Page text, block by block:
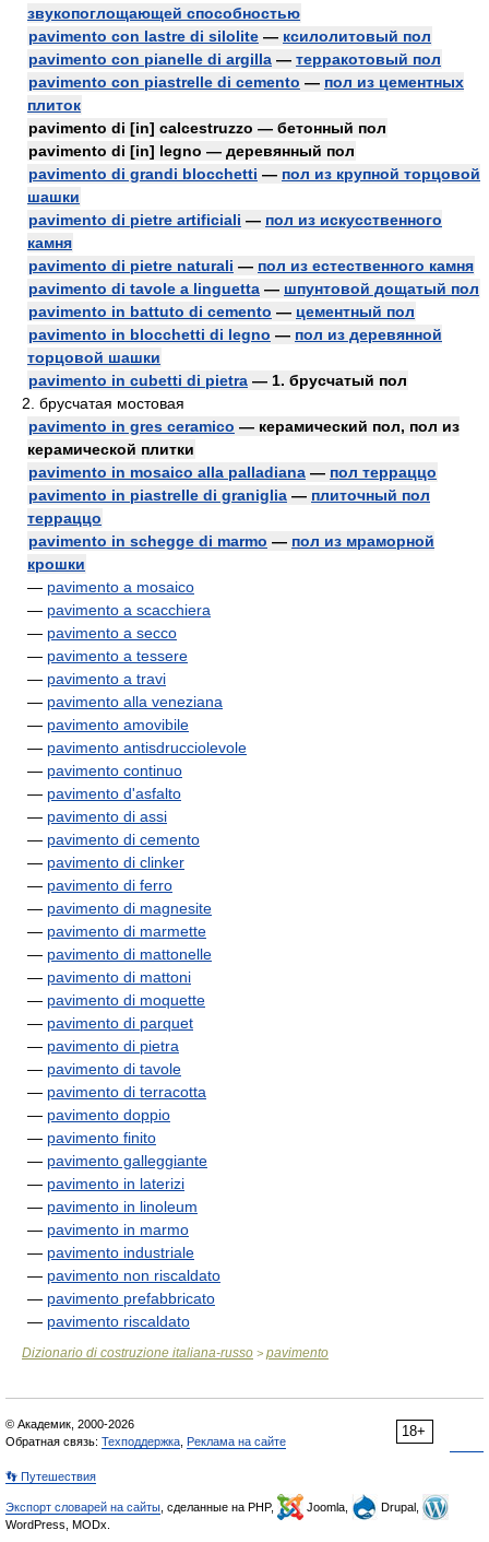
звукопоглощающей способностью
pavimento con lastre di silolite — ксилолитовый пол
pavimento con pianelle di argilla — терракотовый пол
pavimento con piastrelle di cemento — пол из цементных
плиток
pavimento di [in] calcestruzzo — бетонный пол
pavimento di [in] legno — деревянный пол
pavimento di grandi blocchetti — пол из крупной торцовой
шашки
pavimento di pietre artificiali — пол из искусственного
камня
pavimento di pietre naturali — пол из естественного камня
pavimento di tavole a linguetta — шпунтовой дощатый пол
pavimento in battuto di cemento — цементный пол
pavimento in blocchetti di legno — пол из деревянной
торцовой шашки
pavimento in cubetti di pietra — 1. брусчатый пол
2. брусчатая мостовая
pavimento in gres ceramico — керамический пол, пол из
керамической плитки
pavimento in mosaico alla palladiana — пол терраццо
pavimento in piastrelle di graniglia — плиточный пол
терраццо
pavimento in schegge di marmo — пол из мраморной
крошки
— pavimento a mosaico
— pavimento a scacchiera
— pavimento a secco
— pavimento a tessere
— pavimento a travi
— pavimento alla veneziana
— pavimento amovibile
— pavimento antisdrucciolevole
— pavimento continuo
— pavimento d'asfalto
— pavimento di assi
— pavimento di cemento
— pavimento di clinker
— pavimento di ferro
— pavimento di magnesite
— pavimento di marmette
— pavimento di mattonelle
— pavimento di mattoni
— pavimento di moquette
— pavimento di parquet
— pavimento di pietra
— pavimento di tavole
— pavimento di terracotta
— pavimento doppio
— pavimento finito
— pavimento galleggiante
— pavimento in laterizi
— pavimento in linoleum
— pavimento in marmo
— pavimento industriale
— pavimento non riscaldato
— pavimento prefabbricato
— pavimento riscaldato
Dizionario di costruzione italiana-russo > pavimento
18+
© Академик, 2000-2026
Обратная связь: Техподдержка Реклама на сайте
👣 Путешествия
Экспорт словарей на сайты , сделанные на PHP, Joomla,
Drupal,
WordPress, MODx.